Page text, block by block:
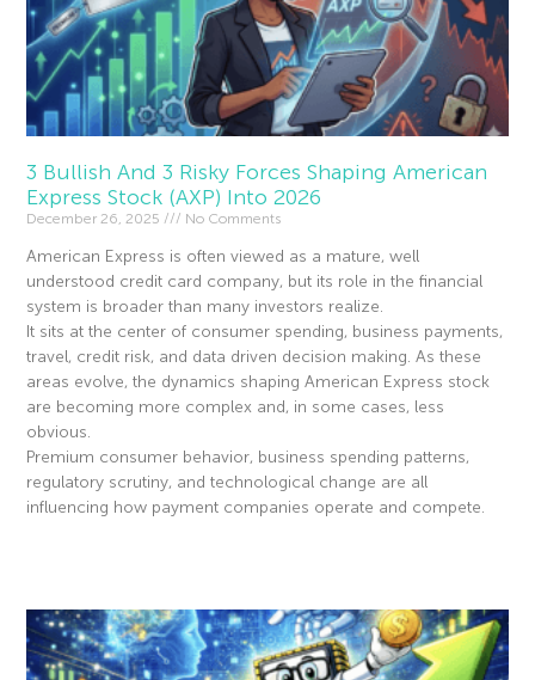
3 Bullish And 3 Risky Forces Shaping American
Express Stock (AXP) Into 2026
December 26, 2025 No Comments
American Express is often viewed as a mature, well
understood credit card company, but its role in the financial
system is broader than many investors realize.
It sits at the center of consumer spending, business payments,
travel, credit risk, and data driven decision making. As these
areas evolve, the dynamics shaping American Express stock
are becoming more complex and, in some cases, less
obvious.
Premium consumer behavior, business spending patterns,
regulatory scrutiny, and technological change are all
influencing how payment companies operate and compete.